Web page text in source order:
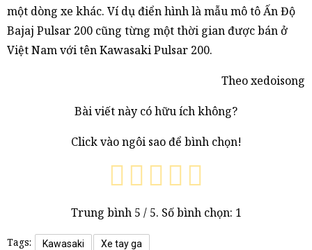
một dòng xe khác. Ví dụ điển hình là mẫu mô tô Ấn Độ
Bajaj Pulsar 200 cũng từng một thời gian được bán ở
Việt Nam với tên Kawasaki Pulsar 200.
Theo xedoisong
Bài viết này có hữu ích không?
Click vào ngôi sao để bình chọn!
Trung bình 5 / 5. Số bình chọn: 1
Tags: Kawasaki Xe tay ga